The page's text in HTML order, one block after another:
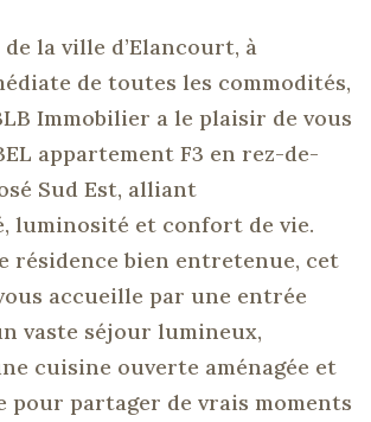
la ville d’Elancourt, à
de toutes les commodités,
Immobilier a le plaisir de vous
appartement F3 en rez-de-
Sud Est, alliant
luminosité et confort de vie.
résidence bien entretenue, cet
accueille par une entrée
vaste séjour lumineux,
cuisine ouverte aménagée et
pour partager de vrais moments